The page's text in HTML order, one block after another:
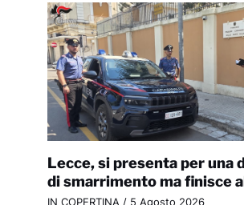
Lecce, si presenta per una
di smarrimento ma finisce
IN COPERTINA / 5 Agosto 2026